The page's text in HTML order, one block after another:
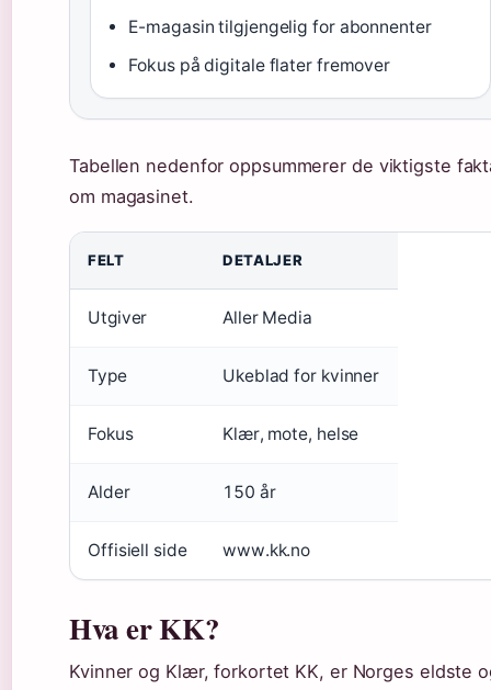
E-magasin tilgjengelig for abonnenter
Fokus på digitale flater fremover
Tabellen nedenfor oppsummerer de viktigste
om magasinet.
FELT DETALJER
Utgiver Aller Media
Type Ukeblad for kvinner
Fokus Klær, mote, helse
Alder 150 år
Offisiell side www.kk.no
Hva er KK?
Kvinner og Klær, forkortet KK, er Norges eldste